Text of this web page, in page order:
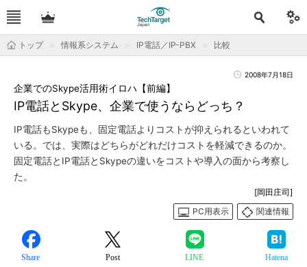
トップ 情報系システム IP電話／IP-PBX 比較
2008年7月18日
IP電話とSkype、企業で使うならどっち？
企業でのSkype活用術イロハ【前編】
IP電話もSkypeも、固定電話よりコストが抑えられるといわれて
いる。では、実際はどちらがどれだけコストを軽減できるのか。
固定電話とIP電話とSkypeの違いをコストや導入の面から考察し
た。
[岡田庄司]
PC用表示
関連情報
Share Post LINE Hatena